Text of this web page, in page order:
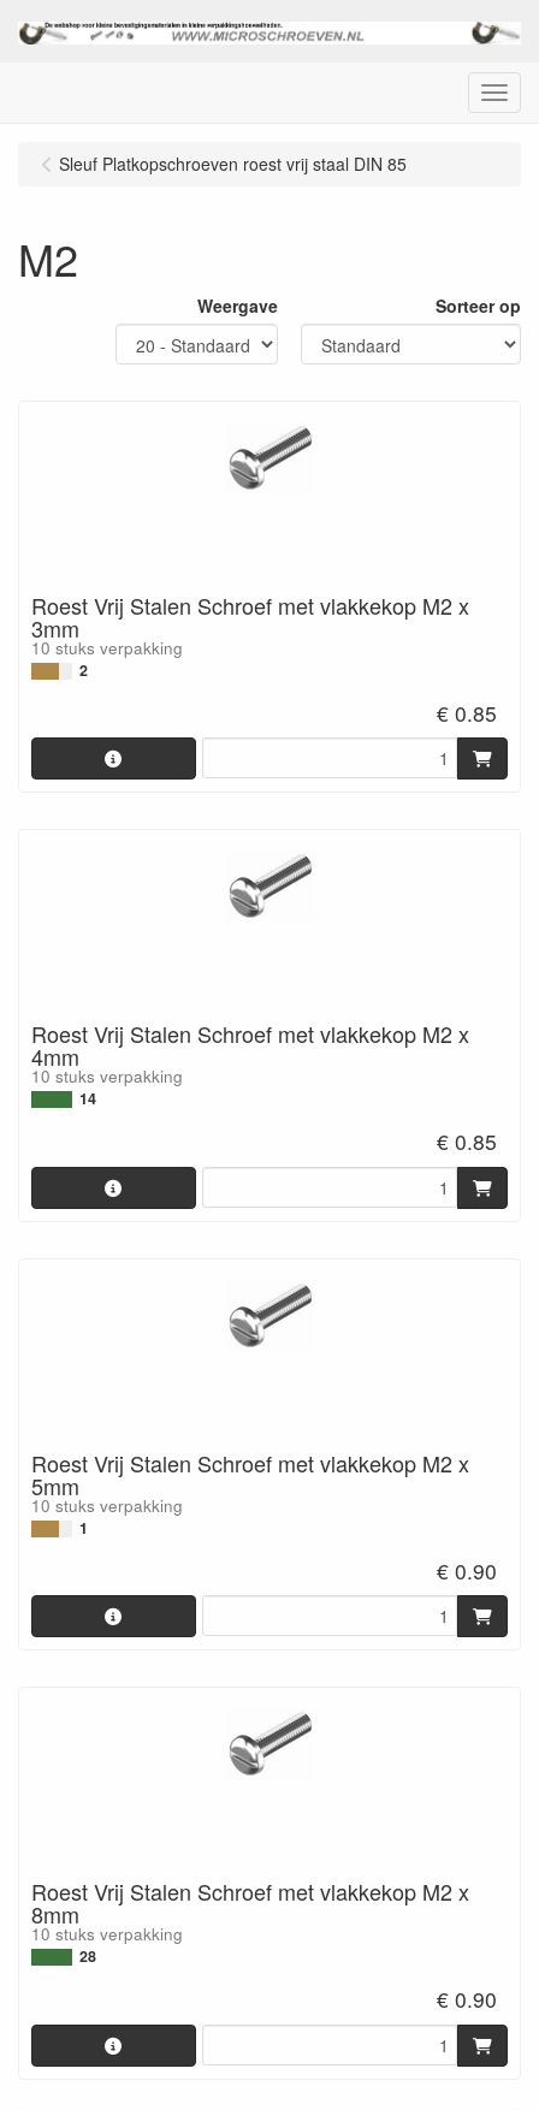
Menu
Sleuf Platkopschroeven roest vrij staal DIN 85
M2
Weergave Sorteer op
Roest Vrij Stalen Schroef met vlakkekop M2 x
3mm
10 stuks verpakking
2
€ 0.85
Roest Vrij Stalen Schroef met vlakkekop M2 x
4mm
10 stuks verpakking
14
€ 0.85
Roest Vrij Stalen Schroef met vlakkekop M2 x
5mm
10 stuks verpakking
1
€ 0.90
Roest Vrij Stalen Schroef met vlakkekop M2 x
8mm
10 stuks verpakking
28
€ 0.90